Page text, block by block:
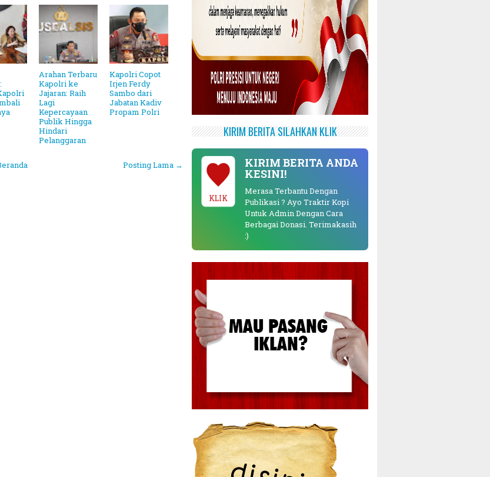
Arahan Terbaru
Kapolri ke
Jajaran: Raih
Lagi
Kepercayaan
Publik Hingga
Hindari
Pelanggaran
Kapolri Copot
Irjen Ferdy
Sambo dari
Jabatan Kadiv
Propam Polri
Posting Lama →
KIRIM BERITA SILAHKAN KLIK
KLIK
KIRIM BERITA ANDA
KESINI!
Merasa Terbantu Dengan
Publikasi ? Ayo Traktir Kopi
Untuk Admin Dengan Cara
Berbagai Donasi. Terimakasih
:)